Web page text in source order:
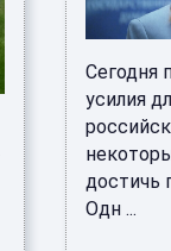
Сегодня
усилия
достичь
Одн ...